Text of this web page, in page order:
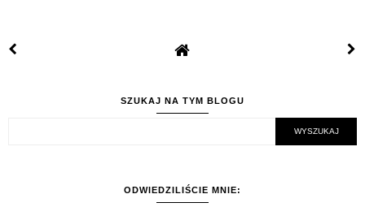
SZUKAJ NA TYM BLOGU
ODWIEDZILIŚCIE MNIE: